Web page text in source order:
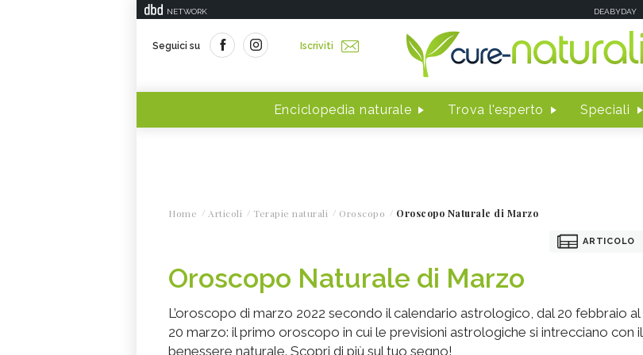
NETWORK DEABYDAY
Seguici su Iscriviti
Enciclopedia naturale Trova l'esperto Speciali
Home Articoli Terapie naturali Oroscopo Oroscopo Naturale di Marzo
ARTICOLO
Oroscopo Naturale di Marzo
L’oroscopo di marzo 2022 secondo il calendario astrologico, dal 20 febbraio al
20 marzo: il primo oroscopo in cui le previsioni astrologiche si intrecciano con il
benessere naturale. Scopri di più sul tuo segno!